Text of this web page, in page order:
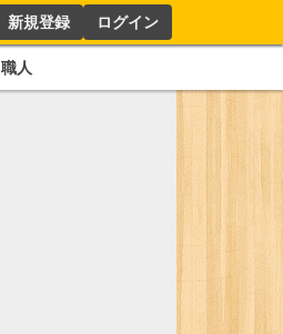
新規登録 ログイン
職人